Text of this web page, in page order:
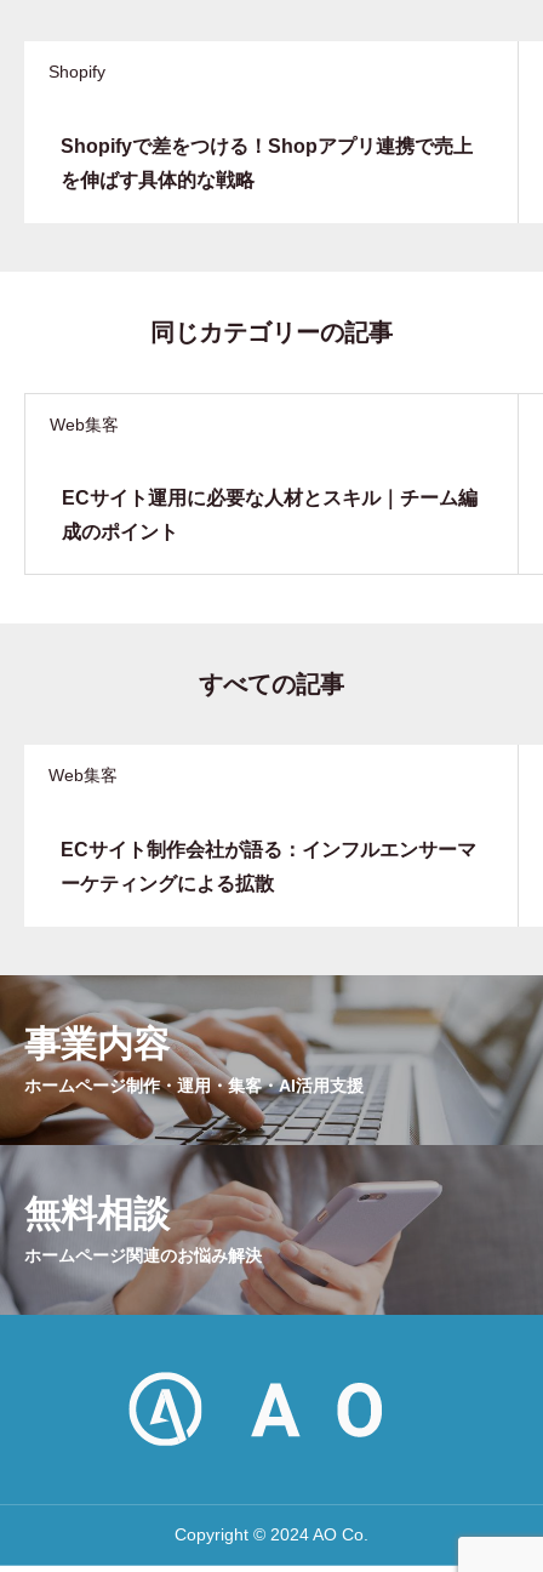
Shopify
Shopifyで差をつける！Shopアプリ連携で売上
を伸ばす具体的な戦略
同じカテゴリーの記事
Web集客
ECサイト運用に必要な人材とスキル｜チーム編
成のポイント
すべての記事
Web集客
ECサイト制作会社が語る：インフルエンサーマ
ーケティングによる拡散
事業内容
ホームページ制作・運用・集客・AI活用支援
無料相談
ホームページ関連のお悩み解決
Copyright © 2024 AO Co.